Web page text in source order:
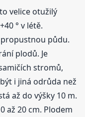
velice otužilý
° v létě.
půdu.
plodů. Je
stromů,
i jiná odrůda než
až do výšky 10 m.
až 20 cm. Plodem